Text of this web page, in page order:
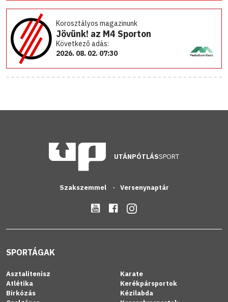
Korosztályos magazinunk
Jövünk! az M4 Sporton
Következő adás:
2026. 08. 02. 07:30
UTÁNPÓTLÁSSPORT
Szakszemmel Versenynaptár
SPORTÁGAK
Asztalitenisz
Atlétika
Birkózás
Karate
Kerékpársportok
Kézilabda